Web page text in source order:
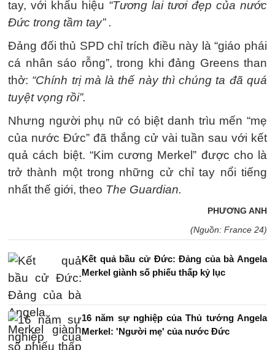
tay, với khẩu hiệu “Tương lai tươi đẹp của nước
Đức trong tầm tay” .
Đảng đối thủ SPD chỉ trích điều này là “giáo phái
cá nhân sáo rỗng”, trong khi đảng Greens than
thở: “Chính trị mà là thế này thì chúng ta đã quá
tuyệt vọng rồi”.
Nhưng người phụ nữ có biệt danh trìu mến “mẹ
của nước Đức” đã thắng cử vài tuần sau với kết
quả cách biệt. “Kim cương Merkel” được cho là
trở thành một trong những cử chỉ tay nổi tiếng
nhất thế giới, theo The Guardian.
PHƯƠNG ANH
(Nguồn: France 24)
Kết quả bầu cử Đức: Đảng của bà Angela
Merkel giành số phiếu thấp kỷ lục
16 năm sự nghiệp của Thủ tướng Angela
Merkel: 'Người mẹ' của nước Đức